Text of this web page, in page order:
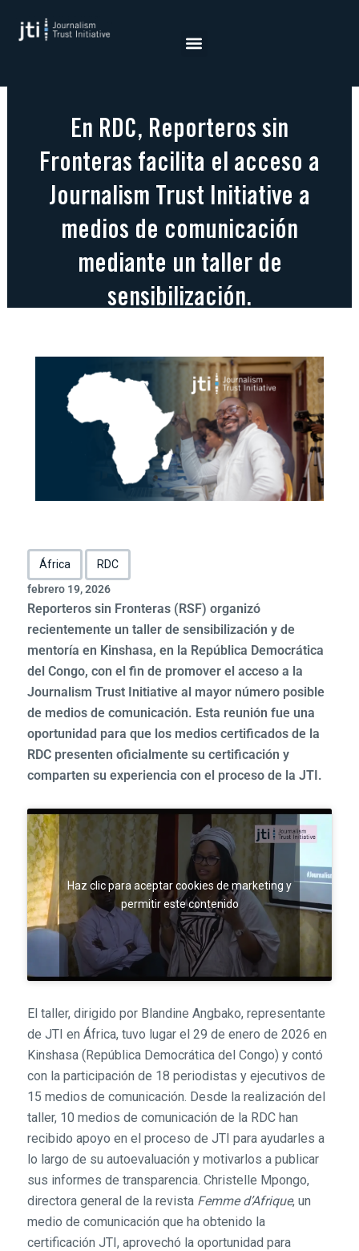
En RDC, Reporteros sin
Fronteras facilita el acceso a
Journalism Trust Initiative a
medios de comunicación
mediante un taller de
sensibilización.
África
RDC
febrero 19, 2026
Reporteros sin Fronteras (RSF) organizó
recientemente un taller de sensibilización y de
mentoría en Kinshasa, en la República Democrática
del Congo, con el fin de promover el acceso a la
Journalism Trust Initiative al mayor número posible
de medios de comunicación. Esta reunión fue una
oportunidad para que los medios certificados de la
RDC presenten oficialmente su certificación y
comparten su experiencia con el proceso de la JTI.
Haz clic para aceptar cookies de marketing y
permitir este contenido
El taller, dirigido por Blandine Angbako, representante
de JTI en África, tuvo lugar el 29 de enero de 2026 en
Kinshasa (República Democrática del Congo) y contó
con la participación de 18 periodistas y ejecutivos de
15 medios de comunicación. Desde la realización del
taller, 10 medios de comunicación de la RDC han
recibido apoyo en el proceso de JTI para ayudarles a
lo largo de su autoevaluación y motivarlos a publicar
sus informes de transparencia. Christelle Mpongo,
directora general de la revista Femme d’Afrique, un
medio de comunicación que ha obtenido la
certificación JTI, aprovechó la oportunidad para